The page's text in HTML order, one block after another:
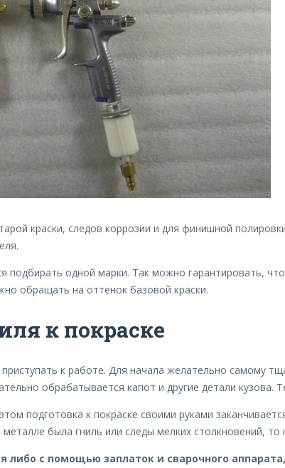
краски, следов коррозии и для финишной
подбирать одной марки. Так можно гарантировать,
обращать на оттенок базовой краски.
к покраске
к работе. Для начала желательно самому
обрабатывается капот и другие детали кузова.
подготовка к покраске своими руками
была гниль или следы мелких столкновений,
с помощью заплаток и сварочного